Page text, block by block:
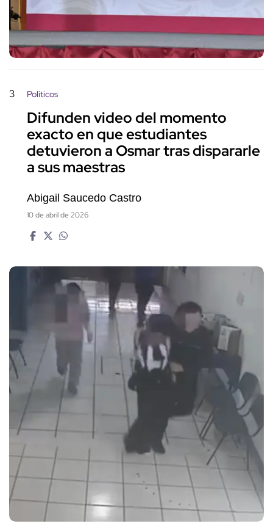
3 Políticos
Difunden video del momento
exacto en que estudiantes
detuvieron a Osmar tras dispararle
a sus maestras
Abigail Saucedo Castro
10 de abril de 2026